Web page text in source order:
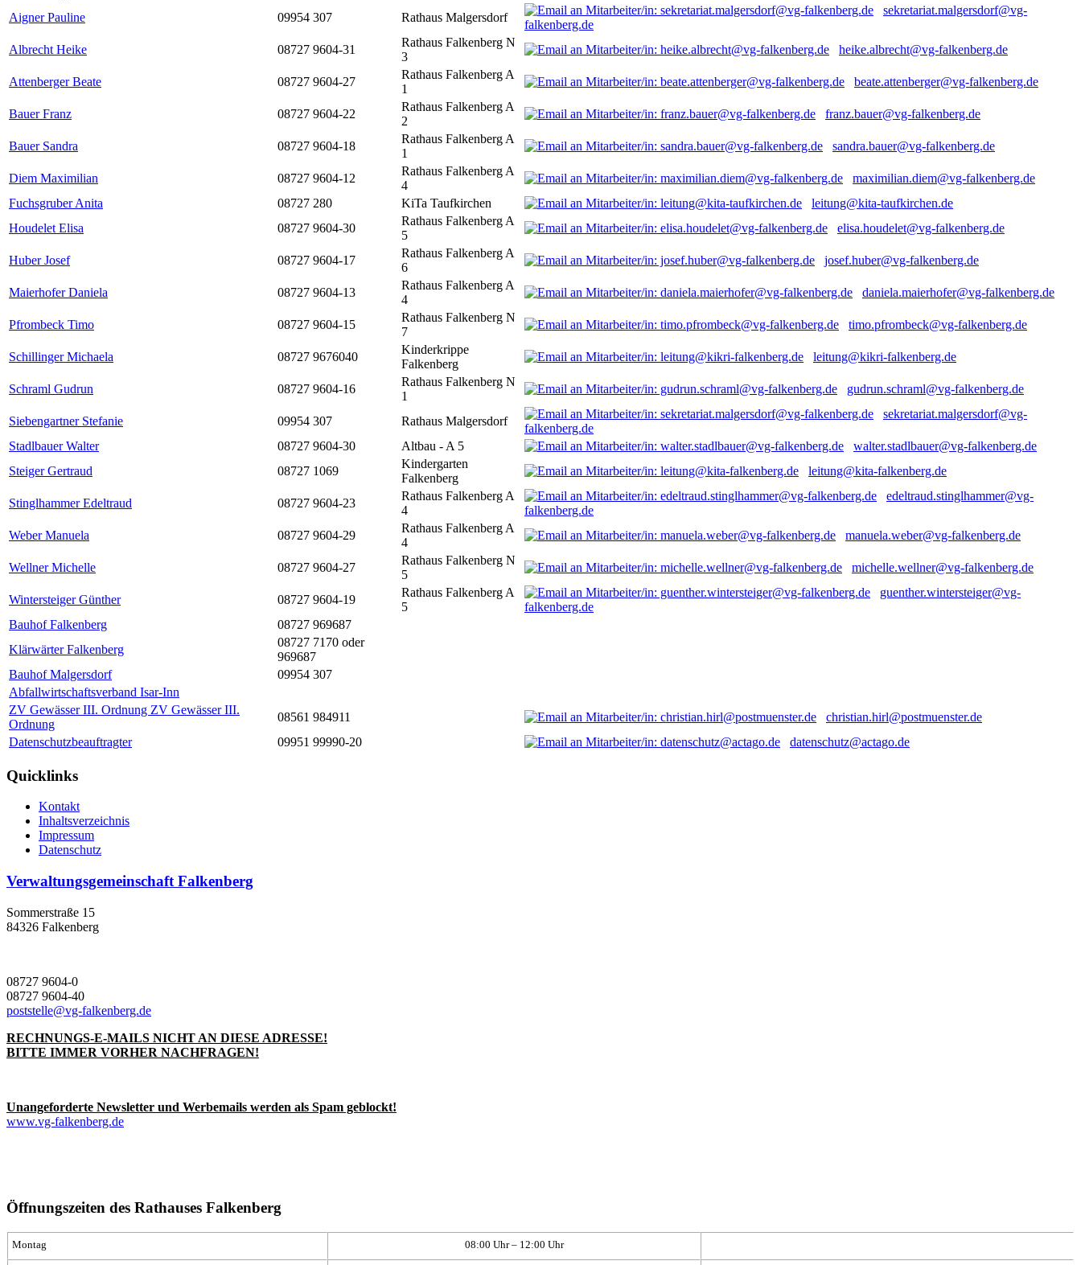
Aigner Pauline 09954 307 Rathaus Malgersdorf
sekretariat.malgersdorf@vg-
falkenberg.de
Albrecht Heike
08727 9604-31
Rathaus Falkenberg N
3
heike.albrecht@vg-falkenberg.de
Attenberger Beate 08727 9604-27
Rathaus Falkenberg A
1
beate.attenberger@vg-falkenberg.de
Bauer Franz 08727 9604-22
Rathaus Falkenberg A
2
franz.bauer@vg-falkenberg.de
Bauer Sandra 08727 9604-18
Rathaus Falkenberg A
1
sandra.bauer@vg-falkenberg.de
Diem Maximilian 08727 9604-12
Rathaus Falkenberg A
4
maximilian.diem@vg-falkenberg.de
Fuchsgruber Anita
08727 280 KiTa Taufkirchen
leitung@kita-taufkirchen.de
Houdelet Elisa
08727 9604-30
Rathaus Falkenberg A
5
elisa.houdelet@vg-falkenberg.de
Huber Josef 08727 9604-17
Rathaus Falkenberg A
6
josef.huber@vg-falkenberg.de
Maierhofer Daniela 08727 9604-13
Rathaus Falkenberg A
4
daniela.maierhofer@vg-falkenberg.de
Pfrombeck Timo 08727 9604-15
Rathaus Falkenberg N
7
timo.pfrombeck@vg-falkenberg.de
Schillinger Michaela 08727 9676040
Kinderkrippe
Falkenberg
leitung@kikri-falkenberg.de
Schraml Gudrun 08727 9604-16
Rathaus Falkenberg N
1
gudrun.schraml@vg-falkenberg.de
Siebengartner Stefanie 09954 307 Rathaus Malgersdorf
sekretariat.malgersdorf@vg-
falkenberg.de
Stadlbauer Walter
08727 9604-30 Altbau - A 5
walter.stadlbauer@vg-falkenberg.de
Steiger Gertraud
08727 1069
Kindergarten
Falkenberg
leitung@kita-falkenberg.de
Stinglhammer Edeltraud 08727 9604-23
Rathaus Falkenberg A
4
edeltraud.stinglhammer@vg-
falkenberg.de
Weber Manuela
08727 9604-29
Rathaus Falkenberg A
4
manuela.weber@vg-falkenberg.de
Wellner Michelle 08727 9604-27
Rathaus Falkenberg N
5
michelle.wellner@vg-falkenberg.de
Wintersteiger Günther 08727 9604-19
Rathaus Falkenberg A
5
guenther.wintersteiger@vg-
falkenberg.de
Bauhof Falkenberg
08727 969687
Klärwärter Falkenberg
08727 7170 oder
969687
Bauhof Malgersdorf
09954 307
Abfallwirtschaftsverband Isar-Inn
ZV Gewässer III. Ordnung ZV Gewässer III.
Ordnung
08561 984911
christian.hirl@postmuenster.de
Datenschutzbeauftragter
09951 99990-20 datenschutz@actago.de
Quicklinks
Kontakt
Inhaltsverzeichnis
Impressum
Datenschutz
Verwaltungsgemeinschaft Falkenberg
Sommerstraße 15
84326 Falkenberg
08727 9604-0
08727 9604-40
poststelle@vg-falkenberg.de
RECHNUNGS-E-MAILS NICHT AN DIESE ADRESSE!
BITTE IMMER VORHER NACHFRAGEN!
Unangeforderte Newsletter und Werbemails werden als Spam geblockt!
www.vg-falkenberg.de
Öffnungszeiten des Rathauses Falkenberg
Montag 08:00 Uhr – 12:00 Uhr